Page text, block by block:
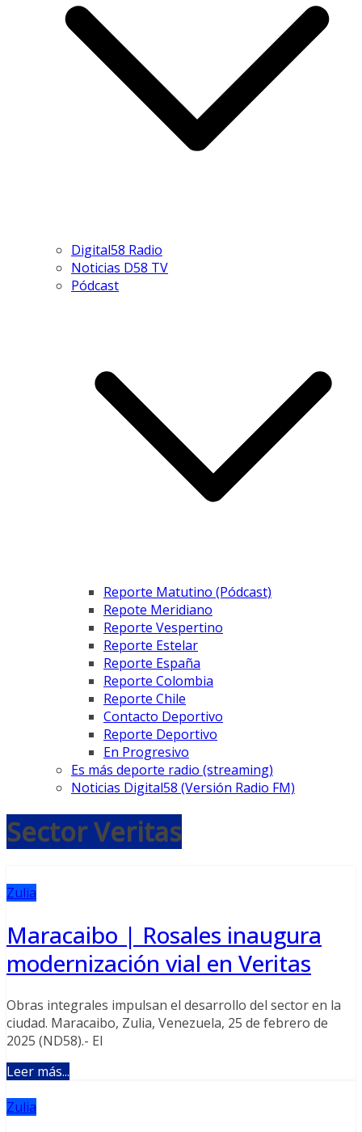
Digital58 Radio
Noticias D58 TV
Pódcast
Reporte Matutino (Pódcast)
Repote Meridiano
Reporte Vespertino
Reporte Estelar
Reporte España
Reporte Colombia
Reporte Chile
Contacto Deportivo
Reporte Deportivo
En Progresivo
Es más deporte radio (streaming)
Noticias Digital58 (Versión Radio FM)
Sector Veritas
Zulia
Maracaibo | Rosales inaugura
modernización vial en Veritas
Obras integrales impulsan el desarrollo del sector en la
ciudad. Maracaibo, Zulia, Venezuela, 25 de febrero de
2025 (ND58).- El
Leer más...
Zulia